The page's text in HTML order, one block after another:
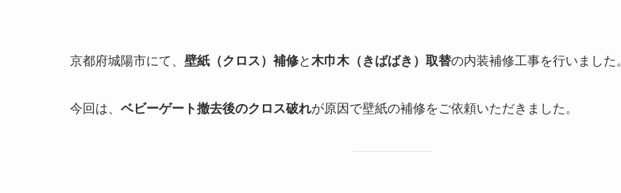
京都府城陽市にて、 壁紙（クロス）補修と木巾木（きばばき）取替の内装補修工事を行いました。
今回は、 ベビーゲート撤去後のクロス破れが原因で壁紙の補修をご依頼いただきました。